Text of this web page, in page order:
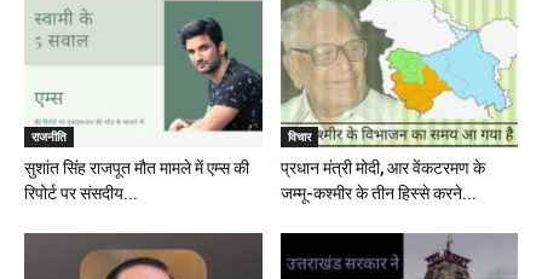
राजनीति
सुशांत सिंह राजपूत मौत मामले में एम्स की
रिपोर्ट पर संसदीय...
विचार
प्रधान मंत्री मोदी, आर वेंकटरमण के
जम्मू-कश्मीर के तीन हिस्से करने...